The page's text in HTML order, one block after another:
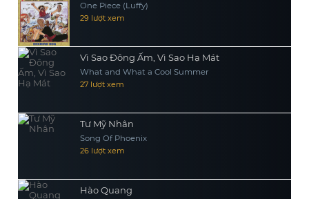
One Piece (Luffy)
29 lượt xem
Vì Sao Đông Ấm, Vì Sao Hạ Mát
What and What a Cool Summer
27 lượt xem
Tư Mỹ Nhân
Song Of Phoenix
26 lượt xem
Hào Quang